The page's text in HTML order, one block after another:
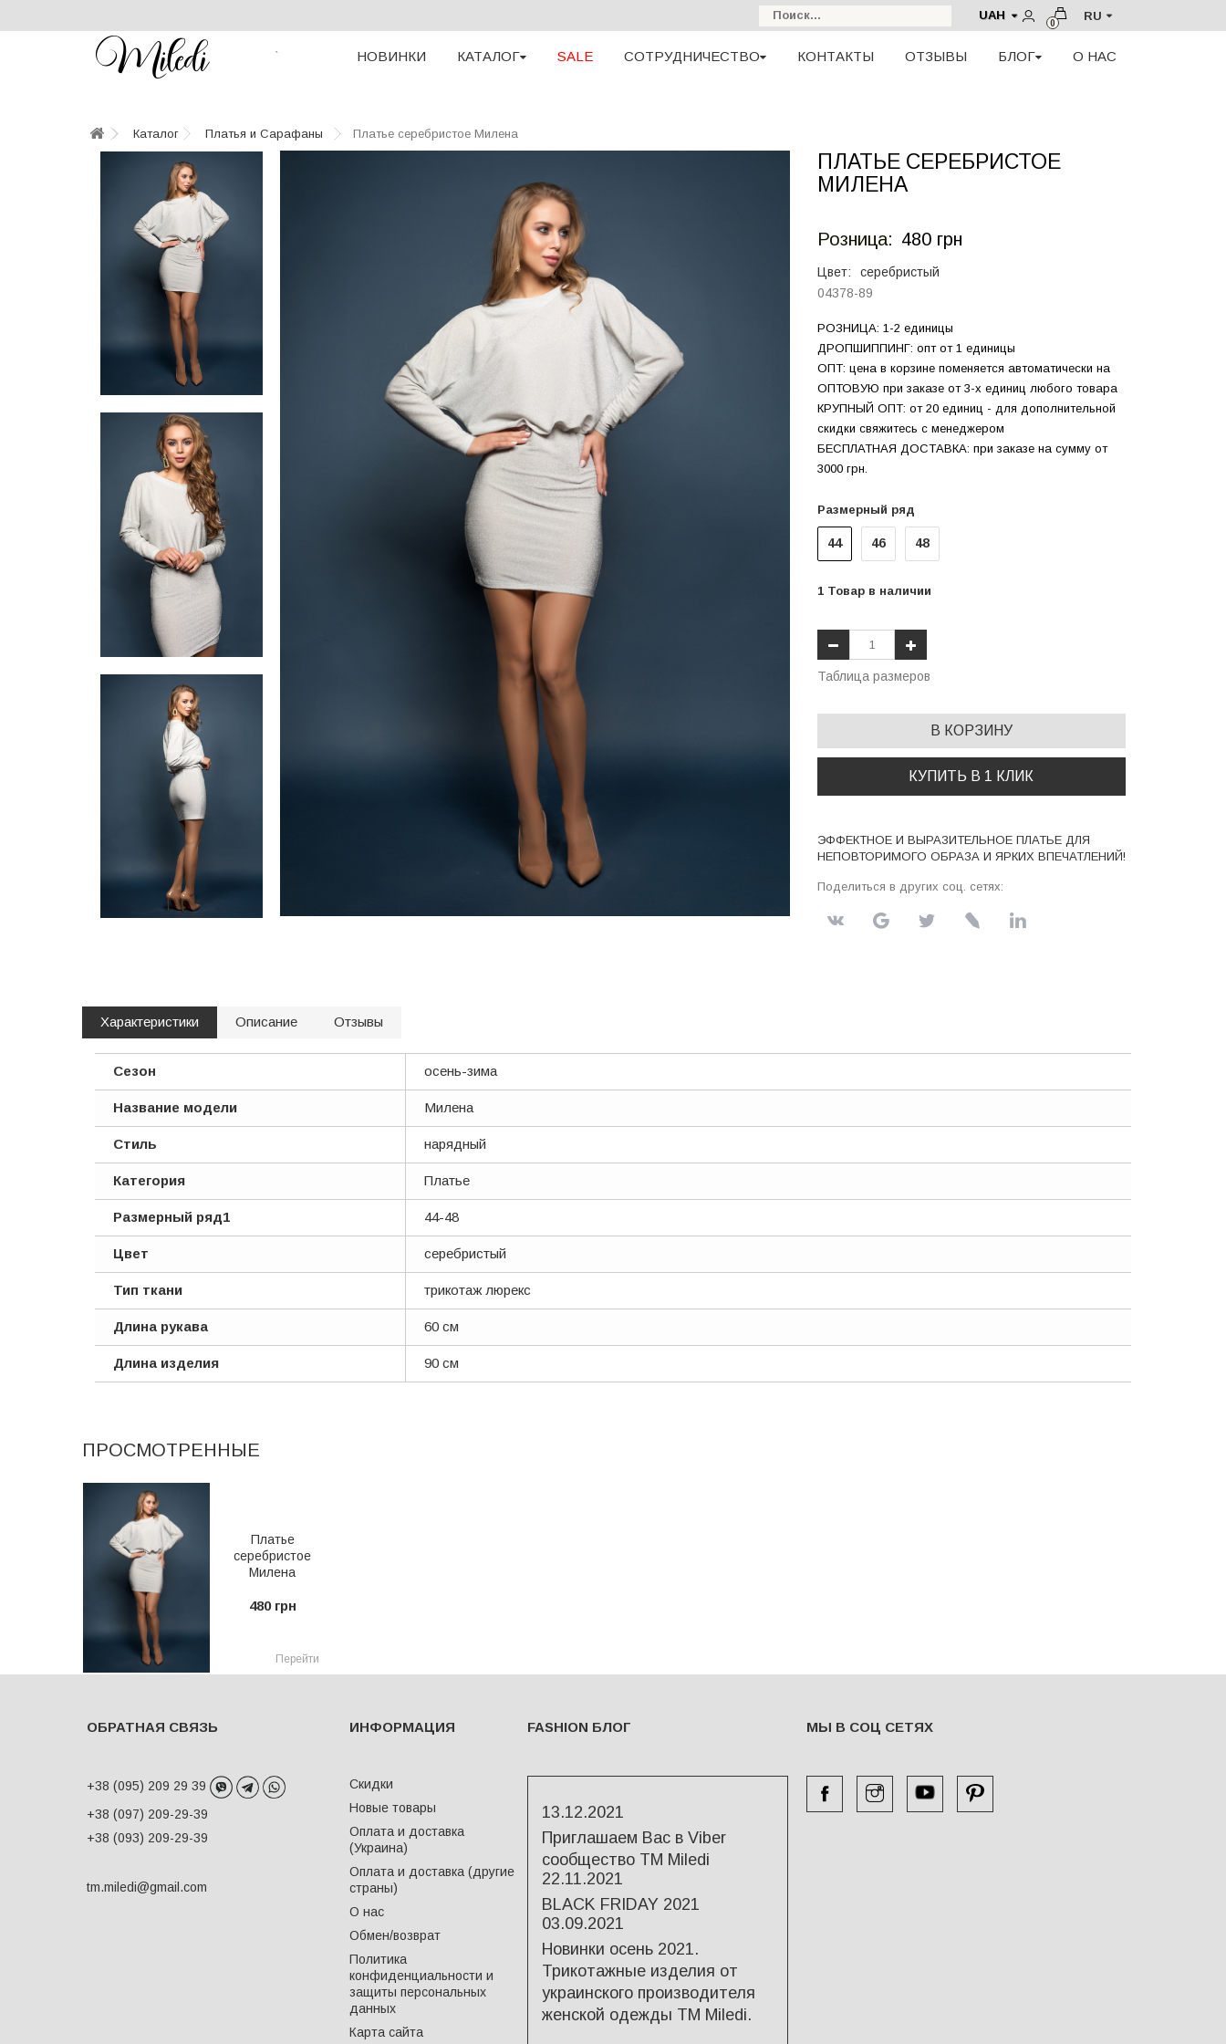
UAH RU
0
` НОВИНКИ КАТАЛОГ SALE СОТРУДНИЧЕСТВО КОНТАКТЫ ОТЗЫВЫ БЛОГ О НАС
Каталог Платья и Сарафаны Платье серебристое Милена
ПЛАТЬЕ СЕРЕБРИСТОЕ
МИЛЕНА
Розница: 480 грн
Цвет:
серебристый
04378-89
РОЗНИЦА: 1-2 единицы
ДРОПШИППИНГ: опт от 1 единицы
ОПТ: цена в корзине поменяется автоматически на
ОПТОВУЮ при заказе от 3-х единиц любого товара
КРУПНЫЙ ОПТ: от 20 единиц - для дополнительной
скидки свяжитесь с менеджером
БЕСПЛАТНАЯ ДОСТАВКА: при заказе на сумму от
3000 грн.
44 46 48
1 Товар в наличии
Таблица размеров
В КОРЗИНУ
КУПИТЬ В 1 КЛИК
ЭФФЕКТНОЕ И ВЫРАЗИТЕЛЬНОЕ ПЛАТЬЕ ДЛЯ
НЕПОВТОРИМОГО ОБРАЗА И ЯРКИХ ВПЕЧАТЛЕНИЙ!
Поделиться в других соц. сетях:
Характеристики Описание Отзывы
Сезон осень-зима
Название модели Милена
Стиль нарядный
Категория Платье
Размерный ряд1 44-48
Цвет серебристый
Тип ткани трикотаж люрекс
Длина рукава 60 см
Длина изделия 90 см
ПРОСМОТРЕННЫЕ
Платье
серебристое
Милена
480 грн
Перейти
ОБРАТНАЯ СВЯЗЬ
+38 (095) 209 29 39
+38 (097) 209-29-39
+38 (093) 209-29-39
tm.miledi@gmail.com
ИНФОРМАЦИЯ
Скидки
Новые товары
Оплата и доставка
(Украина)
Оплата и доставка (другие
страны)
О нас
Обмен/возврат
Политика
конфиденциальности и
защиты персональных
данных
Карта сайта
FASHION БЛОГ
13.12.2021
Приглашаем Вас в Viber
сообщество ТМ Miledi
22.11.2021
BLACK FRIDAY 2021
03.09.2021
Новинки осень 2021.
Трикотажные изделия от
украинского производителя
женской одежды ТМ Miledi.
МЫ В СОЦ СЕТЯХ